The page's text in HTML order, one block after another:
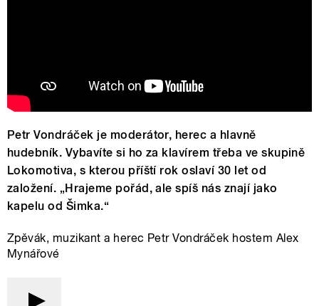
Petr Vondráček je moderátor, herec a hlavně
hudebník. Vybavíte si ho za klavírem třeba ve skupině
Lokomotiva, s kterou příští rok oslaví 30 let od
založení. „Hrajeme pořád, ale spíš nás znají jako
kapelu od Šimka.“
Zpěvák, muzikant a herec Petr Vondráček hostem Alex
Mynářové